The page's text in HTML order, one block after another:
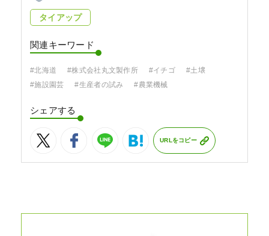
タイアップ
関連キーワード
#北海道 #株式会社丸文製作所 #イチゴ
#土壌
#施設園芸
#生産者の試み #農業機械
シェアする
URLをコピー